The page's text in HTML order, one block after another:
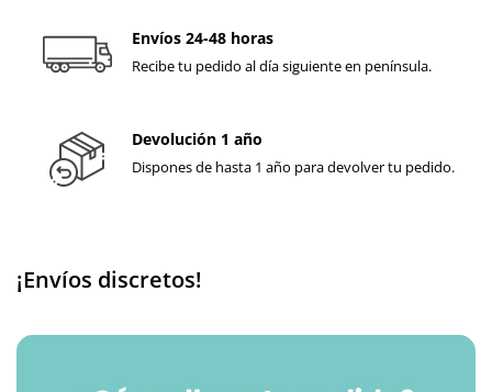
Envíos 24-48 horas
Recibe tu pedido al día siguiente en península.
Devolución 1 año
Dispones de hasta 1 año para devolver tu pedido.
¡Envíos discretos!